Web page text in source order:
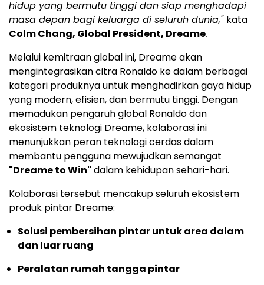
hidup yang bermutu tinggi dan siap menghadapi
masa depan bagi keluarga di seluruh dunia," kata
Colm Chang, Global President, Dreame.
Melalui kemitraan global ini, Dreame akan
mengintegrasikan citra Ronaldo ke dalam berbagai
kategori produknya untuk menghadirkan gaya hidup
yang modern, efisien, dan bermutu tinggi. Dengan
memadukan pengaruh global Ronaldo dan
ekosistem teknologi Dreame, kolaborasi ini
menunjukkan peran teknologi cerdas dalam
membantu pengguna mewujudkan semangat
"Dreame to Win" dalam kehidupan sehari-hari.
Kolaborasi tersebut mencakup seluruh ekosistem
produk pintar Dreame:
Solusi pembersihan pintar untuk area dalam
dan luar ruang
Peralatan rumah tangga pintar